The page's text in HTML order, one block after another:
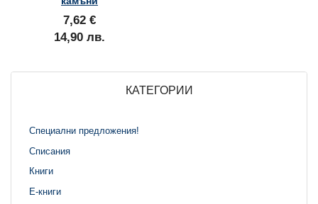
7,62 €
14,90 лв.
КАТЕГОРИИ
Специални предложения!
Списания
Книги
Е-книги